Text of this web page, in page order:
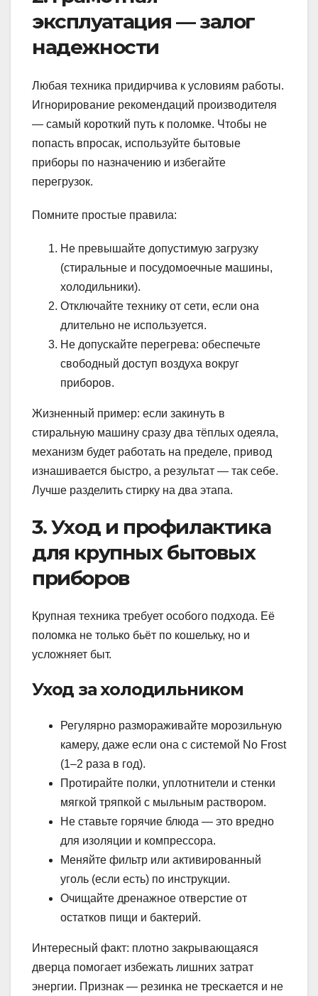
эксплуатация — залог
надежности
Любая техника придирчива к условиям работы.
Игнорирование рекомендаций производителя
— самый короткий путь к поломке. Чтобы не
попасть впросак, используйте бытовые
приборы по назначению и избегайте
перегрузок.
Помните простые правила:
Не превышайте допустимую загрузку
(стиральные и посудомоечные машины,
холодильники).
Отключайте технику от сети, если она
длительно не используется.
Не допускайте перегрева: обеспечьте
свободный доступ воздуха вокруг
приборов.
Жизненный пример: если закинуть в
стиральную машину сразу два тёплых одеяла,
механизм будет работать на пределе, привод
изнашивается быстро, а результат — так себе.
Лучше разделить стирку на два этапа.
3. Уход и профилактика
для крупных бытовых
приборов
Крупная техника требует особого подхода. Её
поломка не только бьёт по кошельку, но и
усложняет быт.
Уход за холодильником
Регулярно размораживайте морозильную
камеру, даже если она с системой No Frost
(1–2 раза в год).
Протирайте полки, уплотнители и стенки
мягкой тряпкой с мыльным раствором.
Не ставьте горячие блюда — это вредно
для изоляции и компрессора.
Меняйте фильтр или активированный
уголь (если есть) по инструкции.
Очищайте дренажное отверстие от
остатков пищи и бактерий.
Интересный факт: плотно закрывающаяся
дверца помогает избежать лишних затрат
энергии. Признак — резинка не трескается и не